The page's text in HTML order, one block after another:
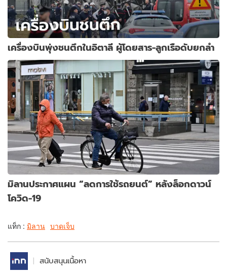
เครื่องบินพุ่งชนตึกในอิตาลี ผู้โดยสาร-ลูกเรือดับยกลำ
มิลานประกาศแผน “ลดการใช้รถยนต์” หลังล็อกดาวน์
โควิด-19
แท็ก : มิลาน บาดเจ็บ
สนับสนุนเนื้อหา